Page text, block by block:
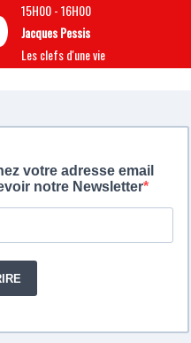
15H00-16H00
Jacques Pessis
Les clefs d'une vie